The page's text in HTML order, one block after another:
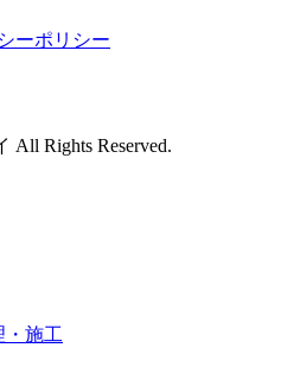
ーポリシー
Rights Reserved.
・施工